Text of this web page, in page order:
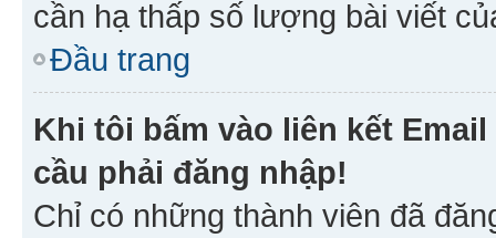
cần hạ thấp số lượng bài viết
Đầu trang
Khi tôi bấm vào liên kết
cầu phải đăng nhập!
Chỉ có những thành viên đã